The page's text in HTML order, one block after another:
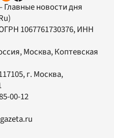
Главные новости дня
1067761730376, ИНН
Москва, Коптевская
, г. Москва,
00-12